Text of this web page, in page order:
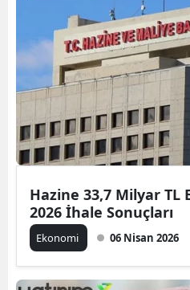
Hazine 33,7 Milyar TL
2026 İhale Sonuçları
Ekonomi 06 Nisan 2026